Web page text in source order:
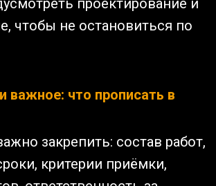
проектирование и
чтобы не остановиться по
важное: что прописать в
закрепить: состав работ,
критерии приёмки,